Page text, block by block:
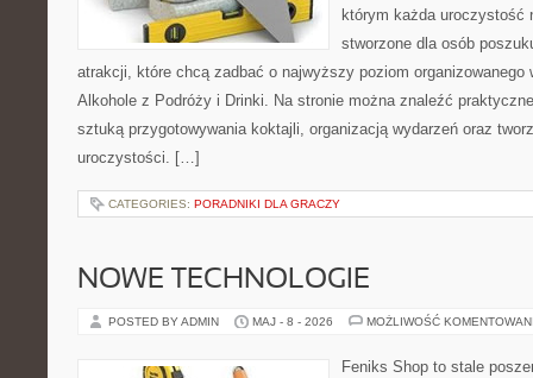
którym każda uroczystość
stworzone dla osób
atrakcji, które chcą zadbać o najwyższy poziom organizowanego
Alkohole z Podróży i Drinki. Na stronie można znaleźć
sztuką przygotowywania koktajli, organizacją wydarzeń oraz
uroczystości. […]
CATEGORIES: PORADNIKI DLA GRACZY
NOWE TECHNOLOGIE
POSTED BY ADMIN MAJ - 8 - 2026 MOŻLIWOŚĆ
Feniks Shop to stale